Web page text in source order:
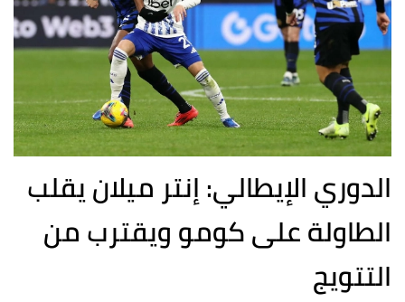
الدوري الإيطالي: إنتر ميلان يقلب
الطاولة على كومو ويقترب من
التتويج